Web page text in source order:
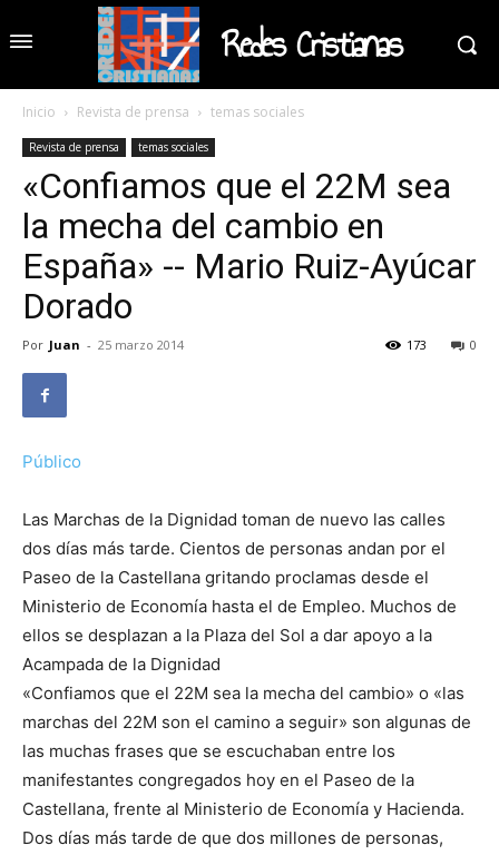
Redes Cristianas
Inicio Revista de prensa temas sociales
Revista de prensa temas sociales
«Confiamos que el 22M sea
la mecha del cambio en
España» -- Mario Ruiz-Ayúcar
Dorado
Por Juan - 25 marzo 2014 0
173
Público
Las Marchas de la Dignidad toman de nuevo las calles
dos días más tarde. Cientos de personas andan por el
Paseo de la Castellana gritando proclamas desde el
Ministerio de Economía hasta el de Empleo. Muchos de
ellos se desplazan a la Plaza del Sol a dar apoyo a la
Acampada de la Dignidad
«Confiamos que el 22M sea la mecha del cambio» o «las
marchas del 22M son el camino a seguir» son algunas de
las muchas frases que se escuchaban entre los
manifestantes congregados hoy en el Paseo de la
Castellana, frente al Ministerio de Economía y Hacienda.
Dos días más tarde de que dos millones de personas,